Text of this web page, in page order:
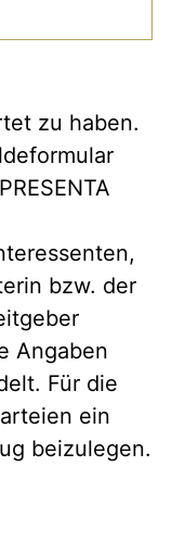
zu haben.
bzw. der
Angaben
Für die
ein
beizulegen.